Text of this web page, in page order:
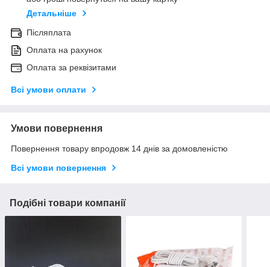
Детальніше
Післяплата
Оплата на рахунок
Оплата за реквізитами
Всі умови оплати
Умови повернення
Повернення товару впродовж 14 днів за домовленістю
Всі умови повернення
Подібні товари компанії